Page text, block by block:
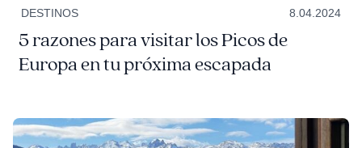
DESTINOS 8.04.2024
5 razones para visitar los Picos de
Europa en tu próxima escapada